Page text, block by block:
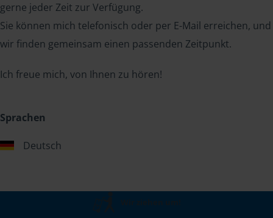
gerne jeder Zeit zur Verfügung.
Sie können mich telefonisch oder per E-Mail erreichen, und
wir finden gemeinsam einen passenden Zeitpunkt.
Ich freue mich, von Ihnen zu hören!
Sprachen
Deutsch